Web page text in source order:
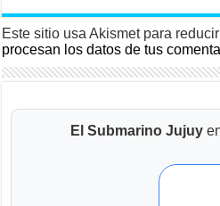
Este sitio usa Akismet para
procesan los datos de tus
El Submarino Jujuy